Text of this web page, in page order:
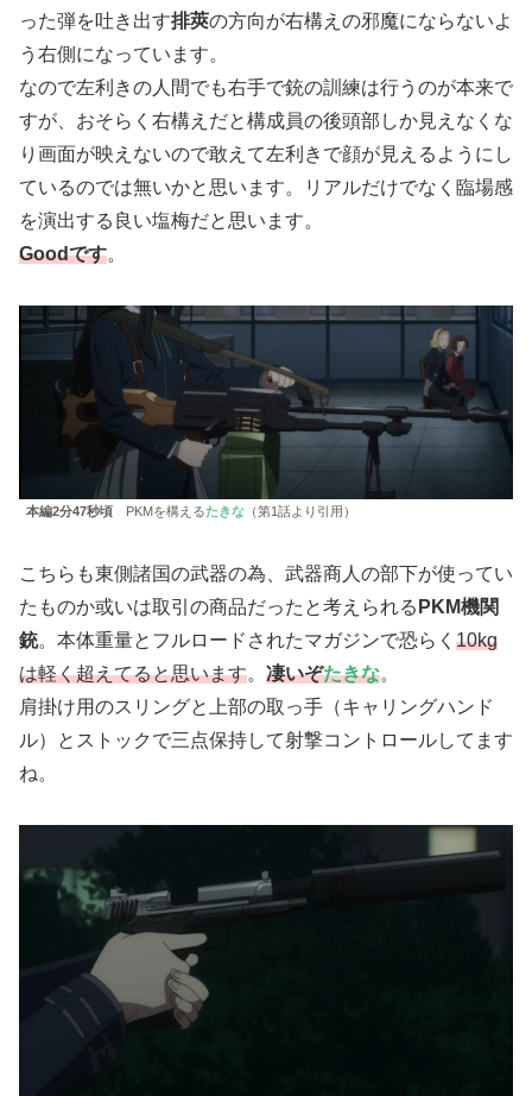
った弾を吐き出す排莢の方向が右構えの邪魔にならないよ
う右側になっています。
なので左利きの人間でも右手で銃の訓練は行うのが本来で
すが、おそらく右構えだと構成員の後頭部しか見えなくな
り画面が映えないので敢えて左利きで顔が見えるようにし
ているのでは無いかと思います。リアルだけでなく臨場感
を演出する良い塩梅だと思います。
Goodです。
本編2分47秒頃 PKMを構えるたきな （第1話より引用）
こちらも東側諸国の武器の為、武器商人の部下が使ってい
たものか或いは取引の商品だったと考えられる PKM機関
銃。本体重量とフルロードされたマガジンで恐らく 10kg
は軽く超えてると思います。 凄いぞたきな。
肩掛け用のスリングと上部の取っ手（キャリングハンド
ル）とストックで三点保持して射撃コントロールしてます
ね。